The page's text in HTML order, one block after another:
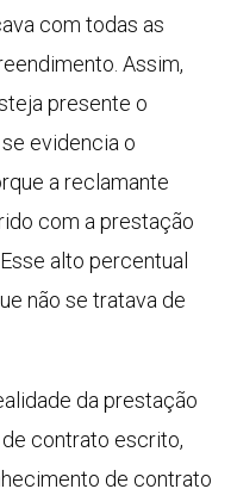
com todas as
Assim,
presente o
evidencia o
a reclamante
com a prestação
alto percentual
não se tratava de
da prestação
contrato escrito,
de contrato